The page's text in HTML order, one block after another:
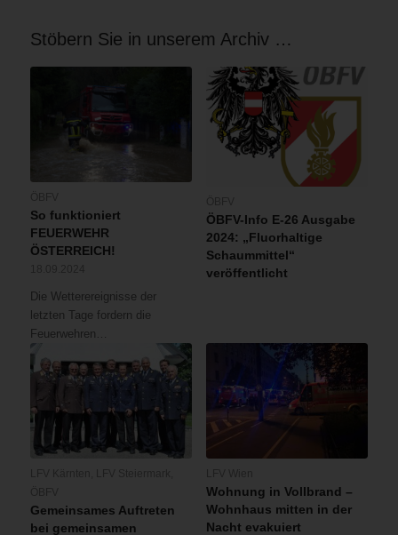
Stöbern Sie in unserem Archiv …
So funktioniert
FEUERWEHR
ÖSTERREICH!
Die Wetterereignisse der
letzten Tage fordern die
Feuerwehren…
ÖBFV-Info E-26 Ausgabe
2024: „Fluorhaltige
Schaummittel“
veröffentlicht
Gemeinsames Auftreten
bei gemeinsamen
Wohnung in Vollbrand –
Wohnhaus mitten in der
Nacht evakuiert